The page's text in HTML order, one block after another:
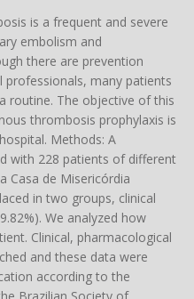
is a frequent and severe
embolism and
there are prevention
many patients
routine. The objective of this
thrombosis prophylaxis is
Methods: A
with 228 patients of different
Casa de Misericórdia
in two groups, clinical
We analyzed how
Clinical, pharmacological
and these data were
according to the